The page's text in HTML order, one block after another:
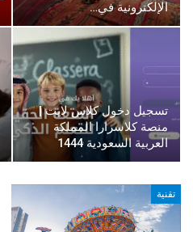
الإلكترونية في…
تسجيل دخول كلاس لايت |
منصة كلاسرارا المملكة
العربية السعودية 1444
تقنية